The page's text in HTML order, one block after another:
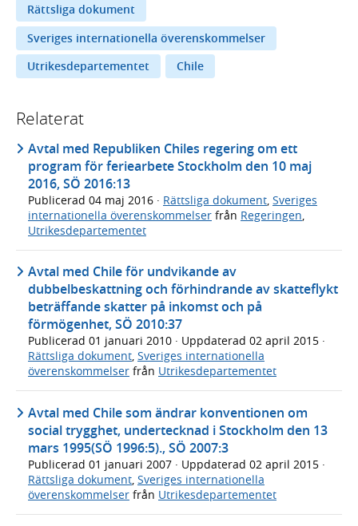
Rättsliga dokument
Sveriges internationella överenskommelser
Utrikesdepartementet
Chile
Relaterat
Avtal med Republiken Chiles regering om ett
program för feriearbete Stockholm den 10 maj
2016, SÖ 2016:13
Publicerad 04 maj 2016 · Rättsliga dokument Sveriges
internationella överenskommelser från Regeringen
Utrikesdepartementet
Avtal med Chile för undvikande av
dubbelbeskattning och förhindrande av skatteflykt
beträffande skatter på inkomst och på
förmögenhet, SÖ 2010:37
Publicerad 01 januari 2010 · Uppdaterad 02 april 2015 ·
Rättsliga dokument, Sveriges internationella
överenskommelser från Utrikesdepartementet
Avtal med Chile som ändrar konventionen om
social trygghet, undertecknad i Stockholm den 13
mars 1995(SÖ 1996:5)., SÖ 2007:3
Publicerad 01 januari 2007 · Uppdaterad 02 april 2015 ·
Rättsliga dokument, Sveriges internationella
överenskommelser från Utrikesdepartementet